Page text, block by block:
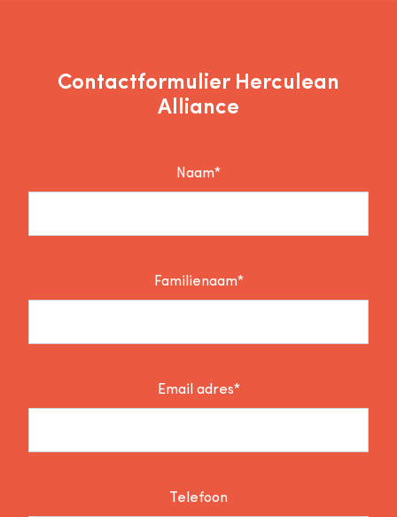
Contactformulier Herculean
Alliance
Naam*
Familienaam*
Email adres*
Telefoon